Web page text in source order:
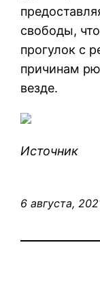
свободы,
прогулок с
причинам
везде.
Источник
6 августа,